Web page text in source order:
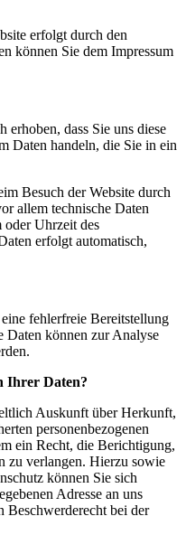
erfolgt durch den
können Sie dem Impressum
erhoben, dass Sie uns diese
Daten handeln, die Sie in ein
Besuch der Website durch
allem technische Daten
oder Uhrzeit des
erfolgt automatisch,
fehlerfreie Bereitstellung
Daten können zur Analyse
Ihrer Daten?
Auskunft über Herkunft,
personenbezogenen
ein Recht, die Berichtigung,
zu verlangen. Hierzu sowie
können Sie sich
Adresse an uns
Beschwerderecht bei der